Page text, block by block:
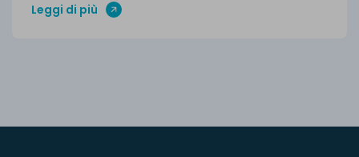
Leggi di più